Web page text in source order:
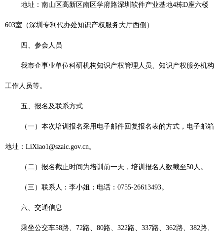
地址：南山区高新区南区学府路深圳软件产业基地4栋D座六楼
603室（深圳专利代办处知识产权服务大厅西侧）
四、参会人员
我市企事业单位科研机构知识产权管理人员、知识产权服务机构
工作人员等。
五、报名及联系方式
（一）本次培训报名采用电子邮件回复报名表的方式，电子邮箱
地址： LiXiao1@szaic.gov.cn。
（二）报名截止时间为培训前一天，培训报名人数截至50人。
（三）联系人：李小姐；电话： 0755-26613493。
六、交通信息
乘坐公交车58路、 72路、 80路、 322路、 337路、 362路、 382路、